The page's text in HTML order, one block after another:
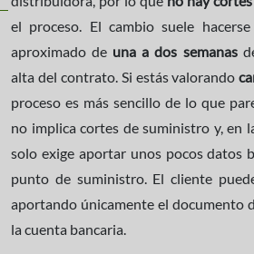
el proceso. El cambio suele
aproximado de una a dos semanas
alta del contrato. Si estás valorando
proceso es más sencillo de lo que
no implica cortes de suministro y, en
solo exige aportar unos pocos datos
punto de suministro. El cliente
aportando únicamente el documento
la cuenta bancaria.